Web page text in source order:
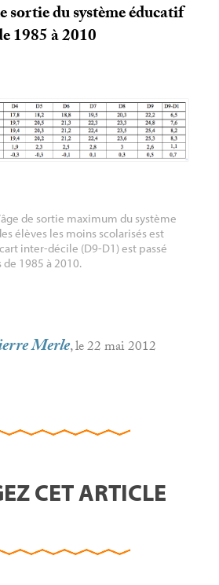
sortie du système éducatif
1985 à 2010
de sortie maximum du système
élèves les moins scolarisés est
inter-décile (D9-D1) est passé
de 1985 à 2010.
Merle, le 22 mai 2012
CET ARTICLE